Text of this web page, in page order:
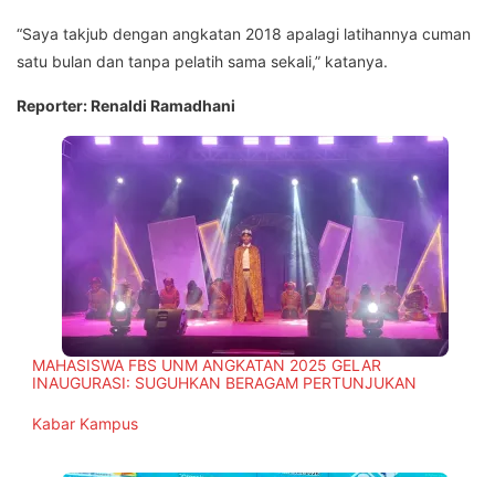
“Saya takjub dengan angkatan 2018 apalagi latihannya cuman
satu bulan dan tanpa pelatih sama sekali,” katanya.
Reporter: Renaldi Ramadhani
MAHASISWA FBS UNM ANGKATAN 2025 GELAR
INAUGURASI: SUGUHKAN BERAGAM PERTUNJUKAN
In relation to
Kabar Kampus